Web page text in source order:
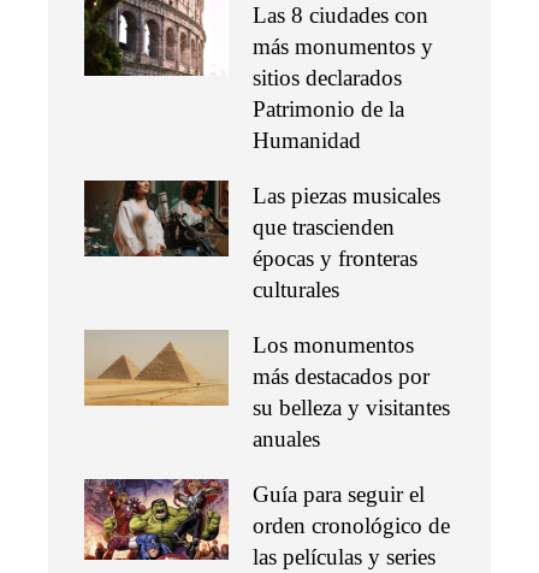
Las 8 ciudades con
más monumentos y
sitios declarados
Patrimonio de la
Humanidad
Las piezas musicales
que trascienden
épocas y fronteras
culturales
Los monumentos
más destacados por
su belleza y visitantes
anuales
Guía para seguir el
orden cronológico de
las películas y series